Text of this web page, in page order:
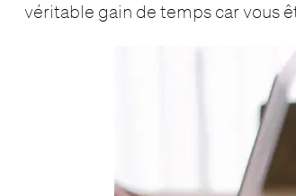
véritable gain de temps car vous